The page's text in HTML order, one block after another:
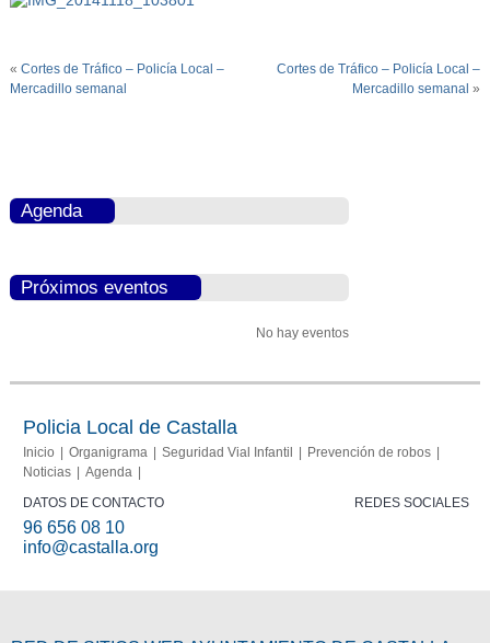
« Cortes de Tráfico – Policía Local –
Mercadillo semanal
Cortes de Tráfico – Policía Local –
Mercadillo semanal »
Agenda
Próximos eventos
No hay eventos
Policia Local de Castalla
Inicio Organigrama Seguridad Vial Infantil
Prevención de robos
Noticias
Agenda
DATOS DE CONTACTO
96 656 08 10
info@castalla.org
REDES SOCIALES